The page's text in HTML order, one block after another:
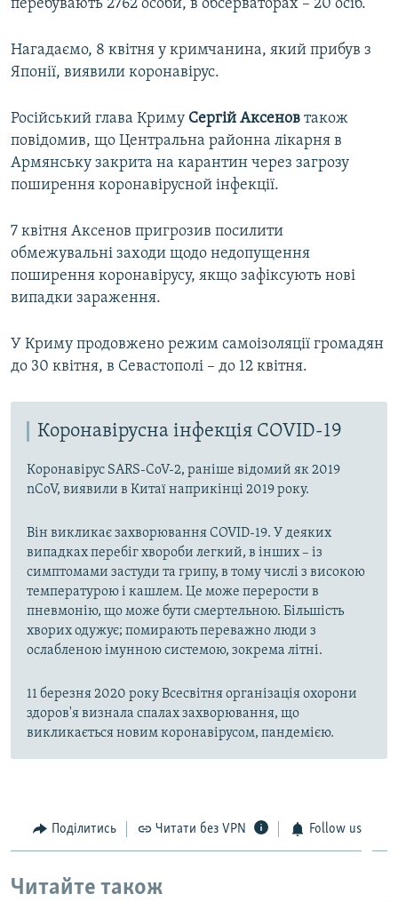
перебувають 2762 особи, в обсерваторах – 20 осіб.
Нагадаємо, 8 квітня у кримчанина, який прибув з
Японії, виявили коронавірус.
Російський глава Криму Сергій Аксенов також
повідомив, що Центральна районна лікарня в
Армянську закрита на карантин через загрозу
поширення коронавірусной інфекції.
7 квітня Аксенов пригрозив посилити
обмежувальні заходи щодо недопущення
поширення коронавірусу, якщо зафіксують нові
випадки зараження.
У Криму продовжено режим самоізоляції громадян
до 30 квітня, в Севастополі – до 12 квітня.
Коронавірусна інфекція COVID-19
Коронавірус SARS-CoV-2, раніше відомий як 2019
nCoV, виявили в Китаї наприкінці 2019 року.
Він викликає захворювання COVID-19. У деяких
випадках перебіг хвороби легкий, в інших – із
симптомами застуди та грипу, в тому числі з високою
температурою і кашлем. Це може перерости в
пневмонію, що може бути смертельною. Більшість
хворих одужує; помирають переважно люди з
ослабленою імунною системою, зокрема літні.
11 березня 2020 року Всесвітня організація охорони
здоров'я визнала спалах захворювання, що
викликається новим коронавірусом, пандемією.
Поділитись Читати без VPN Follow us
Читайте також